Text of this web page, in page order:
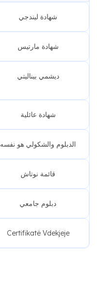
شهادة ليندجي
شهادة مارتيس
ديشمي بيناليتي
شهادة عائلية
الدبلوم والشكولي هو نفسه
قائمة نوتاش
دبلوم جامعي
Certifikatë Vdekjeje